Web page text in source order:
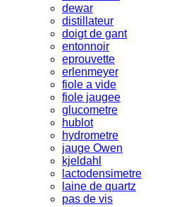
dewar
distillateur
doigt de gant
entonnoir
eprouvette
erlenmeyer
fiole a vide
fiole jaugee
glucometre
hublot
hydrometre
jauge Owen
kjeldahl
lactodensimetre
laine de quartz
pas de vis